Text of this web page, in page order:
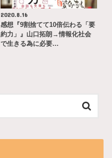
2020.8.16
感想『9割捨てて10倍伝わる「要
約力」』山口拓朗→情報化社会
で生きる為に必要…